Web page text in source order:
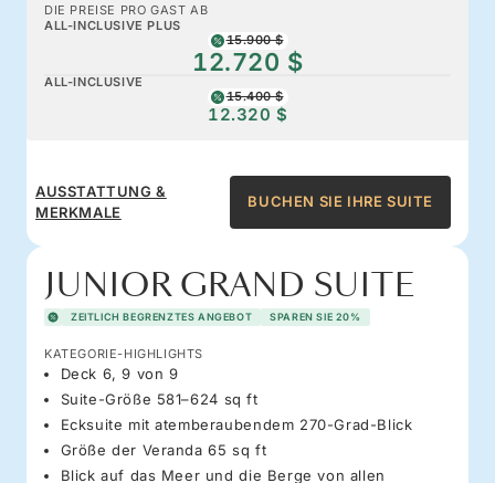
DIE PREISE PRO GAST AB
ALL-INCLUSIVE PLUS
15.900 $
12.720 $
ALL-INCLUSIVE
15.400 $
12.320 $
AUSSTATTUNG &
MERKMALE
BUCHEN SIE IHRE SUITE
JUNIOR GRAND SUITE
ZEITLICH BEGRENZTES ANGEBOT SPAREN SIE 20%
KATEGORIE-HIGHLIGHTS
Deck 6, 9 von 9
Suite-Größe 581–624 sq ft
Ecksuite mit atemberaubendem 270-Grad-Blick
Größe der Veranda 65 sq ft
Blick auf das Meer und die Berge von allen